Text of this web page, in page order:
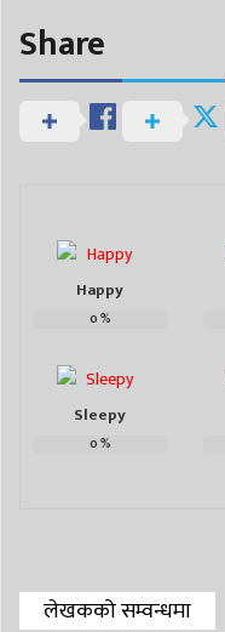
Share
Happy
0%
Sleepy
0%
लेखकको सम्वन्धमा